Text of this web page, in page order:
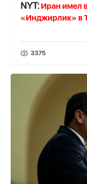
NYT:Иран имел
«Инджирлик» в
3375